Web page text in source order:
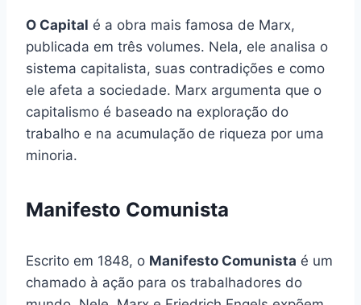
O Capital é a obra mais famosa de Marx,
publicada em três volumes. Nela, ele analisa o
sistema capitalista, suas contradições e como
ele afeta a sociedade. Marx argumenta que o
capitalismo é baseado na exploração do
trabalho e na acumulação de riqueza por uma
minoria.
Manifesto Comunista
Escrito em 1848, o Manifesto Comunista é um
chamado à ação para os trabalhadores do